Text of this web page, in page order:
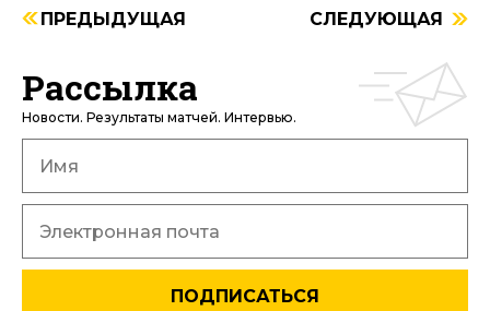
ПРЕДЫДУЩАЯ СЛЕДУЮЩАЯ
Рассылка
Новости. Результаты матчей. Интервью.
ПОДПИСАТЬСЯ